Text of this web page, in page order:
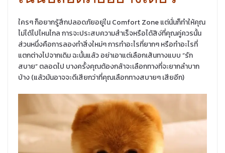
ใครๆ ก็อยากรู้สึกปลอดภัยอยู่ใน Comfort Zone แต่นั่นก็ทำให้คุณ
ไม่ได้ไปไหนไกล การจะประสบความสำเร็จหรือได้สิง่ที่คุณคู่ควรนั้น
ส่วนหนึ่งคือการลองทำสิ่งใหม่ๆ การทำอะไรที่ยากๆ หรือทำอะไรที่
แตกต่างไปจากเดิม ฉะนั้นแล้ว อย่าเอาแต่เลือกเส้นทางแบบ “รัก
สบาย”​ ตลอดไป บางครั้งคุณต้องกล้าจะเลือกทางที่จะยากลำบาก
บ้าง (แล้วมันอาจจะดีเสียกว่าที่คุณเลือกทางสบายๆ เสียอีก)